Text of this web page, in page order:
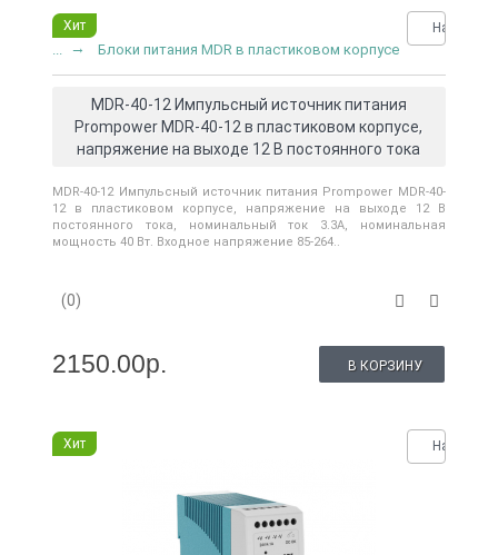
Хит Нашли
... Блоки питания MDR в пластиковом корпусе
MDR-40-12 Импульсный источник питания
Prompower MDR-40-12 в пластиковом корпусе,
напряжение на выходе 12 В постоянного тока
MDR-40-12 Импульсный источник питания Prompower MDR-40-
12 в пластиковом корпусе, напряжение на выходе 12 В
постоянного тока, номинальный ток 3.3A, номинальная
мощность 40 Вт. Входное напряжение 85-264..
(0)
2150.00р. В КОРЗИНУ
Хит Нашли